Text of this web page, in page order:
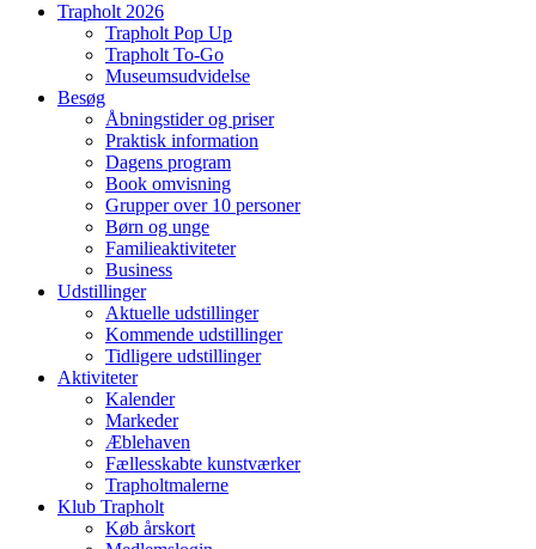
Trapholt 2026
Trapholt Pop Up
Trapholt To-Go
Museumsudvidelse
Besøg
Åbningstider og priser
Praktisk information
Dagens program
Book omvisning
Grupper over 10 personer
Børn og unge
Familieaktiviteter
Business
Udstillinger
Aktuelle udstillinger
Kommende udstillinger
Tidligere udstillinger
Aktiviteter
Kalender
Markeder
Æblehaven
Fællesskabte kunstværker
Trapholtmalerne
Klub Trapholt
Køb årskort